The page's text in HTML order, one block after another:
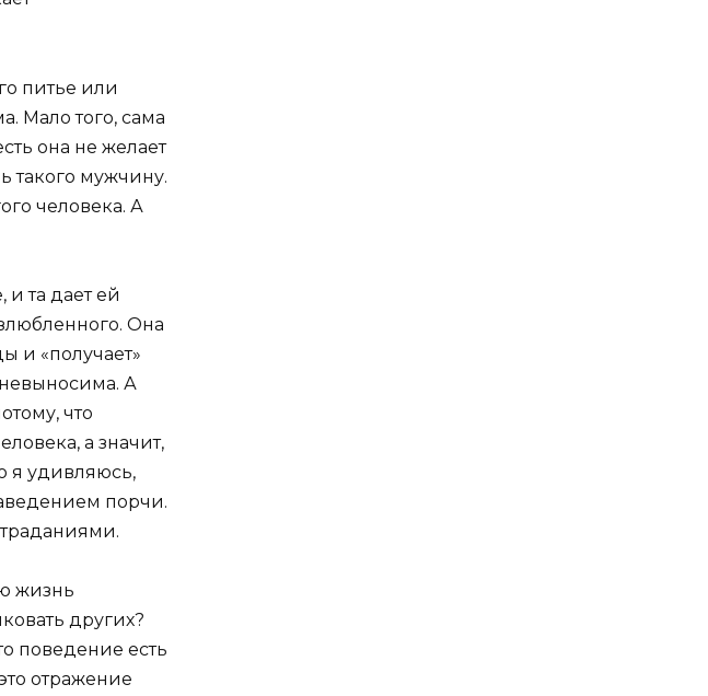
питье или
Мало того, сама
она не желает
такого мужчину.
человека. А
та дает ей
Она
и «получает»
А
что
а значит,
я удивляюсь,
порчи.
жизнь
других?
поведение есть
отражение